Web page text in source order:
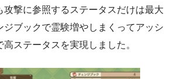
撃に参照するステータスだけは最大
ジブックで霊験増やしまくってアッシ
高ステータスを実現しました。